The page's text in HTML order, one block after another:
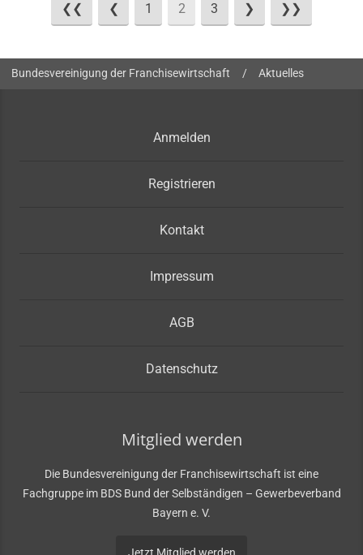
❮❮ ❮ 1 2 3 ❯ ❯❯
Sie sind hier:
Bundesvereinigung der Franchisewirtschaft / Aktuelles
Anmelden
Registrieren
Kontakt
Impressum
AGB
Datenschutz
Mitglied werden
Die Bundesvereinigung der Franchisewirtschaft ist eine
Fachgruppe im BDS Bund der Selbständigen – Gewerbeverband
Bayern e. V.